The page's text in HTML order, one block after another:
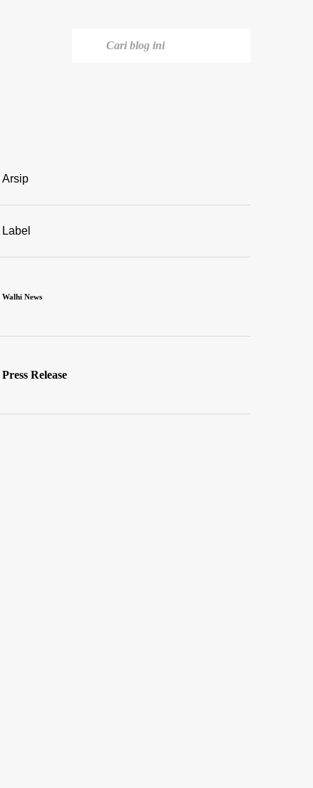
Arsip
Label
Walhi News
Press Release